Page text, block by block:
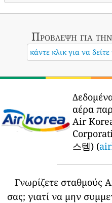
Πρόβλεψη για
κάντε κλικ για να
αέρα
Air
스템) (
Γνωρίζετε σταθμούς
σας; γιατί να μην